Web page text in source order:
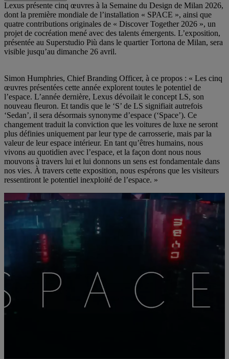
Lexus présente cinq œuvres à la Semaine du Design de Milan 2026,
dont la première mondiale de l’installation « SPACE », ainsi que
quatre contributions originales de « Discover Together 2026 », un
projet de cocréation mené avec des talents émergents. L’exposition,
présentée au Superstudio Più dans le quartier Tortona de Milan, sera
visible jusqu’au dimanche 26 avril.
Simon Humphries, Chief Branding Officer, à ce propos : « Les cinq
œuvres présentées cette année explorent toutes le potentiel de
l’espace. L’année dernière, Lexus dévoilait le concept LS, son
nouveau fleuron. Et tandis que le ‘S’ de LS signifiait autrefois
‘Sedan’, il sera désormais synonyme d’espace (‘Space’). Ce
changement traduit la conviction que les voitures de luxe ne seront
plus définies uniquement par leur type de carrosserie, mais par la
valeur de leur espace intérieur. En tant qu’êtres humains, nous
vivons au quotidien avec l’espace, et la façon dont nous nous
mouvons à travers lui et lui donnons un sens est fondamentale dans
nos vies. À travers cette exposition, nous espérons que les visiteurs
ressentiront le potentiel inexploité de l’espace. »